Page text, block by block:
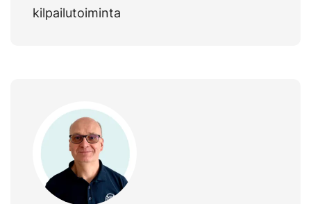
kilpailutoiminta